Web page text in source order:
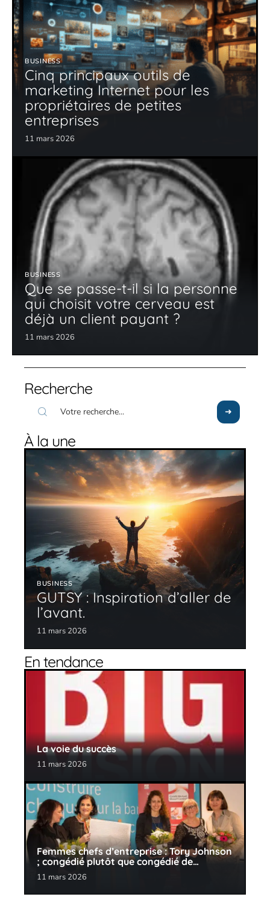
BUSINESS
Cinq principaux outils de
marketing Internet pour les
propriétaires de petites
entreprises
11 mars 2026
BUSINESS
Que se passe-t-il si la personne
qui choisit votre cerveau est
déjà un client payant ?
11 mars 2026
Recherche
À la une
BUSINESS
GUTSY : Inspiration d’aller de
l’avant.
11 mars 2026
En tendance
La voie du succès
11 mars 2026
Femmes chefs d’entreprise : Tory Johnson
; congédié plutôt que congédié de…
11 mars 2026